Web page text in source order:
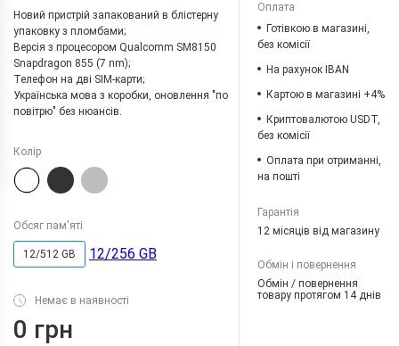
Новий пристрій запакований в блістерну
упаковку з пломбами;
Версія з процесором Qualcomm SM8150
Snapdragon 855 (7 nm);
Телефон на дві SIM-карти;
Українська мова з коробки, оновлення "по
повітрю" без нюансів.
Колір
Обсяг пам'яті
12/512 GB 12/256 GB
Немає в наявності
0 грн
Оплата
Готівкою в магазині,
без комісії
На рахунок IBAN
Картою в магазині +4%
Криптовалютою USDT,
без комісії
Оплата при отриманні,
на пошті
Гарантія
12 місяців від магазину
Обмін і повернення
Обмін / повернення
товару протягом 14 днів